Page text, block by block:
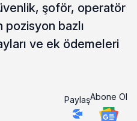
şoför, operatör
bazlı
ve ek ödemeleri
PaylaşAbone Ol